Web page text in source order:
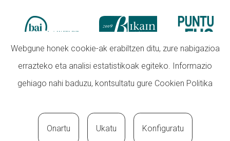
Webgune honek cookie-ak erabiltzen ditu, zure nabigazioa
errazteko eta analisi estatistikoak egiteko. Informazio
gehiago nahi baduzu, kontsultatu gure Cookien Politika
Onartu Ukatu Konfiguratu